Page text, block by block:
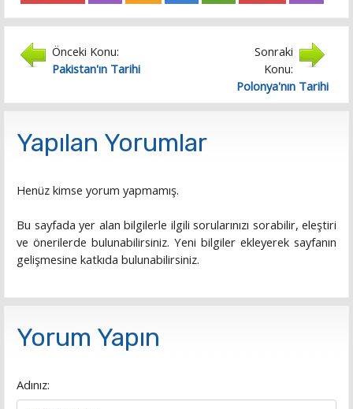
Önceki Konu:
Pakistan'ın Tarihi
Sonraki
Konu:
Polonya'nın Tarihi
Yapılan Yorumlar
Henüz kimse yorum yapmamış.
Bu sayfada yer alan bilgilerle ilgili sorularınızı sorabilir, eleştiri
ve önerilerde bulunabilirsiniz. Yeni bilgiler ekleyerek sayfanın
gelişmesine katkıda bulunabilirsiniz.
Yorum Yapın
Adınız: